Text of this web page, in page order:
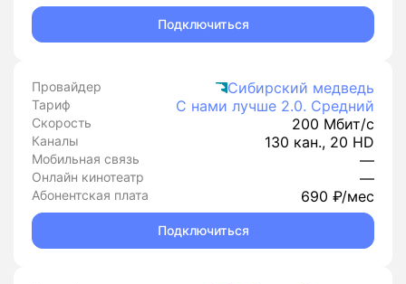
Подключиться
Провайдер Сибирский медведь
Тариф С нами лучше 2.0. Средний
Скорость 200 Мбит/с
Каналы 130 кан., 20 HD
Мобильная связь —
Онлайн кинотеатр —
Абонентская плата 690 ₽/мес
Подключиться